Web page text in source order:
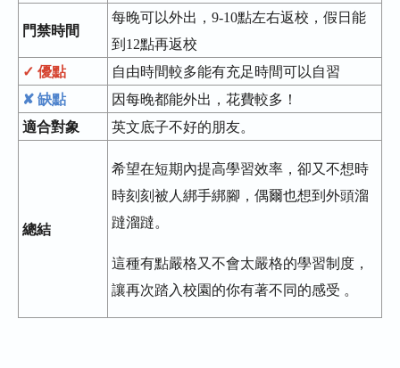
門禁時間
每晚可以外出，9-10點左右返校，假日能
到12點再返校
✓ 優點
自由時間較多能有充足時間可以自習
✘ 缺點
因每晚都能外出，花費較多！
適合對象
英文底子不好的朋友。
總結
希望在短期內提高學習效率，卻又不想時
時刻刻被人綁手綁腳，偶爾也想到外頭溜
躂溜躂。
這種有點嚴格又不會太嚴格的學習制度，
讓再次踏入校園的你有著不同的感受 。